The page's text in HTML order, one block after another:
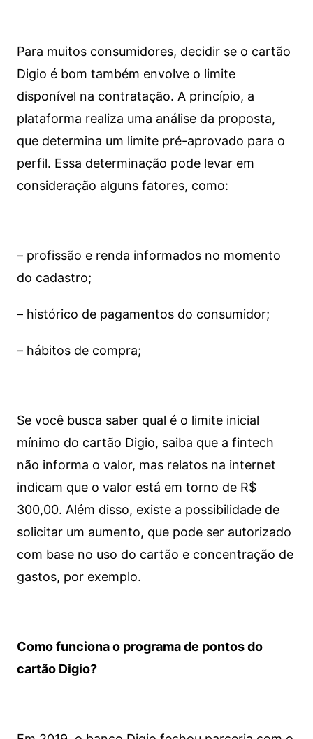
Para muitos consumidores, decidir se o cartão
Digio é bom também envolve o limite
disponível na contratação. A princípio, a
plataforma realiza uma análise da proposta,
que determina um limite pré-aprovado para o
perfil. Essa determinação pode levar em
consideração alguns fatores, como:
– profissão e renda informados no momento
do cadastro;
– histórico de pagamentos do consumidor;
– hábitos de compra;
Se você busca saber qual é o limite inicial
mínimo do cartão Digio, saiba que a fintech
não informa o valor, mas relatos na internet
indicam que o valor está em torno de R$
300,00. Além disso, existe a possibilidade de
solicitar um aumento, que pode ser autorizado
com base no uso do cartão e concentração de
gastos, por exemplo.
Como funciona o programa de pontos do
cartão Digio?